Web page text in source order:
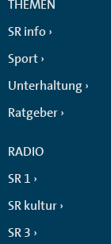
THEMEN
SR info
Sport
Unterhaltung
Ratgeber
RADIO
SR 1
SR kultur
SR 3